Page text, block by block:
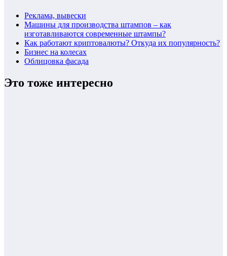
Реклама, вывески
Машины для производства штампов – как
изготавливаются современные штампы?
Как работают криптовалюты? Откуда их популярность?
Бизнес на колесах
Облицовка фасада
Это тоже интересно